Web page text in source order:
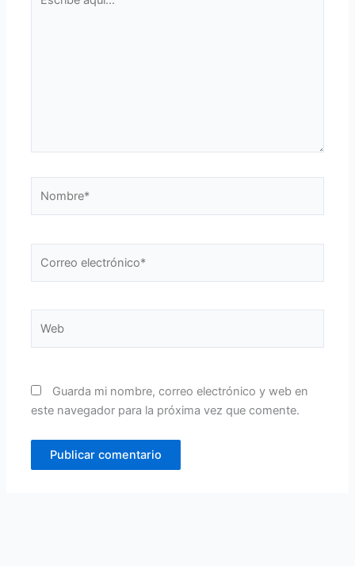
aquí...
electrónico*
Guarda mi nombre, correo electrónico y web en
este navegador para la próxima vez que comente.